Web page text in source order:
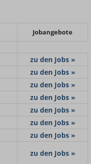
Jobangebote
zu den Jobs »
zu den Jobs »
zu den Jobs »
zu den Jobs »
zu den Jobs »
zu den Jobs »
zu den Jobs »
zu den Jobs »